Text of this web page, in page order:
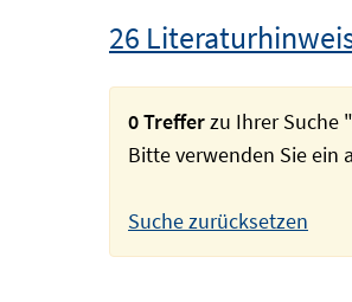
26
0 Trefferzu Ihrer Suche "
Bitte verwenden Sie ein
Suche zurücksetzen